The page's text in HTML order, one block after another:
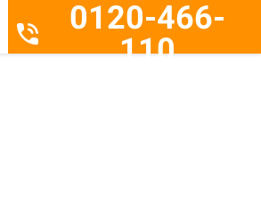
0120-466-
110